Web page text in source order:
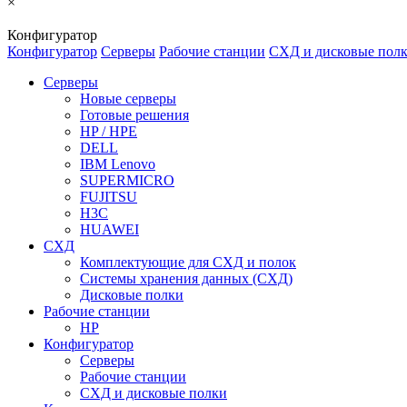
Конфигуратор
Конфигуратор Серверы Рабочие станции СХД и дисковые
Серверы
Новые серверы
Готовые решения
HP / HPE
DELL
IBM Lenovo
SUPERMICRO
FUJITSU
H3C
HUAWEI
СХД
Комплектующие для СХД и полок
Системы хранения данных (СХД)
Дисковые полки
Рабочие станции
HP
Конфигуратор
Серверы
Рабочие станции
СХД и дисковые полки